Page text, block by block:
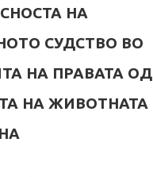
НА
СУДСТВО ВО
НА ПРАВАТА ОД
НА ЖИВОТНАТА